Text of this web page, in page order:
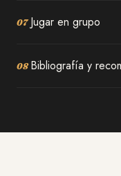
07 Jugar en grupo
08 Bibliografía y